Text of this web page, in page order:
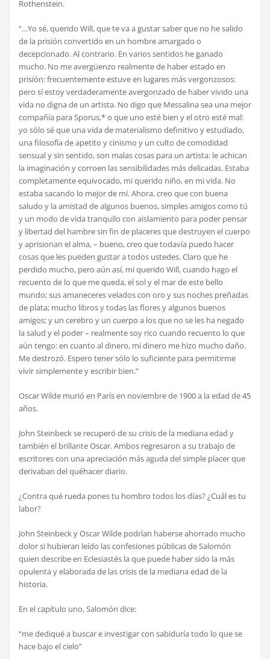
Rothenstein.
“…Yo sé, querido Will, que te va a gustar saber que no he salido
de la prisión convertido en un hombre amargado o
decepcionado. Al contrario. En varios sentidos he ganado
mucho. No me avergüenzo realmente de haber estado en
prisión: frecuentemente estuve en lugares más vergonzosos:
pero síestoy verdaderamente avergonzado de haber vivido una
vida no digna de un artista. No digo que Messalina sea una mejor
compañía para Sporus,* o que uno esté bien y el otro esté mal:
yo sólo séque una vida de materialismo definitivo y estudiado,
una filosofía de apetito y cinismo y un culto de comodidad
sensual y sin sentido, son malas cosas para un artista: le achican
la imaginación y corroen las sensibilidades más delicadas. Estaba
completamente equivocado, mi querido niño, en mi vida. No
estaba sacando lo mejor de mí. Ahora, creo que con buena
saludo y la amistad de algunos buenos, simples amigos como tú
y un modo de vida tranquilo con aislamiento para poder pensar
y libertad del hambre sin fin de placeres que destruyen el cuerpo
y aprisionan el alma, – bueno, creo que todavía puedo hacer
cosas que les pueden gustar a todos ustedes. Claro que he
perdido mucho, pero aún así, mi querido Will, cuando hago el
recuento de lo que me queda, el sol y el mar de este bello
mundo; sus amaneceres velados con oro y sus noches preñadas
de plata; mucho libros y todas las flores y algunos buenos
amigos; y un cerebro y un cuerpo a los que no se les ha negado
la salud y el poder – realmente soy rico cuando recuento lo que
aún tengo: en cuanto al dinero, mi dinero me hizo mucho daño.
Me destrozó. Espero tener sólo lo suficiente para permitirme
vivir simplemente y escribir bien.”
Oscar Wilde murió en París en noviembre de 1900 a la edad de 45
años.
John Steinbeck se recuperó de su crisis de la mediana edad y
también el brillante Oscar. Ambos regresaron a su trabajo de
escritores con una apreciación más aguda del simple placer que
derivaban del quéhacer diario.
¿Contra qué rueda pones tu hombro todos los días? ¿Cuál es tu
labor?
John Steinbeck y Oscar Wilde podrían haberse ahorrado mucho
dolor si hubieran leído las confesiones públicas de Salomón
quien describe en Eclesiastés la que puede haber sido la más
opulenta y elaborada de las crisis de la mediana edad de la
historia.
En el capítulo uno, Salomón dice:
“me dediquéa buscar e investigar con sabiduría todo lo que se
hace bajo el cielo”